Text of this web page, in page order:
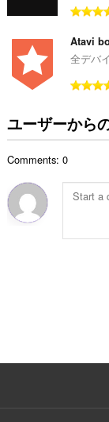
Atavi
全デバ
ユーザーから
Comments: 0